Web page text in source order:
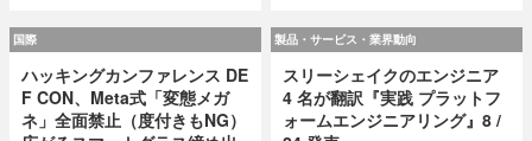
国際
ハッキングカンファレンス DE
F CON、Meta式「変態メガ
ネ」全面禁止（度付きもNG）
製品・サービス・業界動向
スリーシェイクのエンジニア
4 名が翻訳『実践 プラットフ
ォームエンジニアリング』8 /